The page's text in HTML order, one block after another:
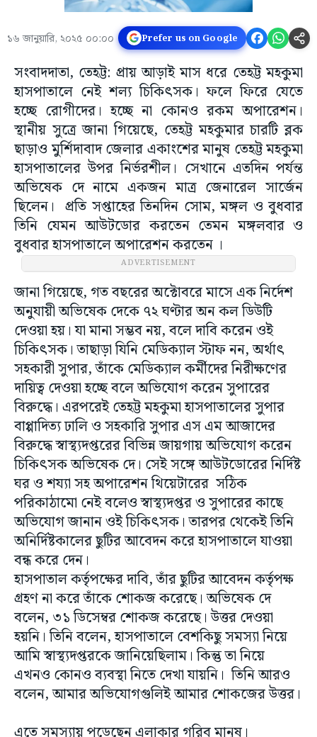
১৬ জানুয়ারি, ২০২৫ ০০:০০ Prefer us on Google
সংবাদদাতা, তেহট্ট: প্রায় আড়াই মাস ধরে তেহট্ট মহকুমা
হাসপাতালে নেই শল্য চিকিৎসক। ফলে ফিরে যেতে
হচ্ছে রোগীদের। হচ্ছে না কোনও রকম অপারেশন।
স্থানীয় সুত্রে জানা গিয়েছে, তেহট্ট মহকুমার চারটি ব্লক
ছাড়াও মুর্শিদাবাদ জেলার একাংশের মানুষ তেহট্ট মহকুমা
হাসপাতালের উপর নির্ভরশীল। সেখানে এতদিন পর্যন্ত
অভিষেক দে নামে একজন মাত্র জেনারেল সার্জেন
ছিলেন। প্রতি সপ্তাহের তিনদিন সোম, মঙ্গল ও বুধবার
তিনি যেমন আউটডোর করতেন তেমন মঙ্গলবার ও
বুধবার হাসপাতালে অপারেশন করতেন ।
ADVERTISEMENT
জানা গিয়েছে, গত বছরের অক্টোবরে মাসে এক নির্দেশ
অনুযায়ী অভিষেক দেকে ৭২ ঘণ্টার অন কল ডিউটি
দেওয়া হয়। যা মানা সম্ভব নয়, বলে দাবি করেন ওই
চিকিৎসক। তাছাড়া যিনি মেডিক্যাল স্টাফ নন, অর্থাৎ
সহকারী সুপার, তাঁকে মেডিক্যাল কর্মীদের নিরীক্ষণের
দায়িত্ব দেওয়া হচ্ছে বলে অভিযোগ করেন সুপারের
বিরুদ্ধে। এরপরেই তেহট্ট মহকুমা হাসপাতালের সুপার
বাপ্পাদিত্য ঢালি ও সহকারি সুপার এস এম আজাদের
বিরুদ্ধে স্বাস্থ্যদপ্তরের বিভিন্ন জায়গায় অভিযোগ করেন
চিকিৎসক অভিষেক দে।‌ সেই সঙ্গে আউটডোরের নির্দিষ্ট
ঘর ও শয্যা সহ অপারেশন থিয়েটারের সঠিক
পরিকাঠামো নেই বলেও স্বাস্থ্যদপ্তর ও সুপারের কাছে
অভিযোগ জানান ওই চিকিৎসক। তারপর থেকেই তিনি
অনির্দিষ্টকালের ছুটির আবেদন করে হাসপাতালে যাওয়া
বন্ধ করে দেন। ‌
হাসপাতাল কর্তৃপক্ষের দাবি, তাঁর ছুটির আবেদন কর্তৃপক্ষ
গ্রহণ না করে তাঁকে শোকজ করেছে। অভিষেক দে
বলেন, ৩১ ডিসেম্বর শোকজ করেছে। উত্তর দেওয়া
হয়নি। তিনি বলেন, হাসপাতালে বেশকিছু সমস্যা নিয়ে
আমি স্বাস্থ্যদপ্তরকে জানিয়েছিলাম। কিন্তু তা নিয়ে
এখনও কোনও ব্যবস্থা নিতে দেখা যায়নি। তিনি আরও
বলেন, আমার অভিযোগগুলিই আমার শোকজের উত্তর।